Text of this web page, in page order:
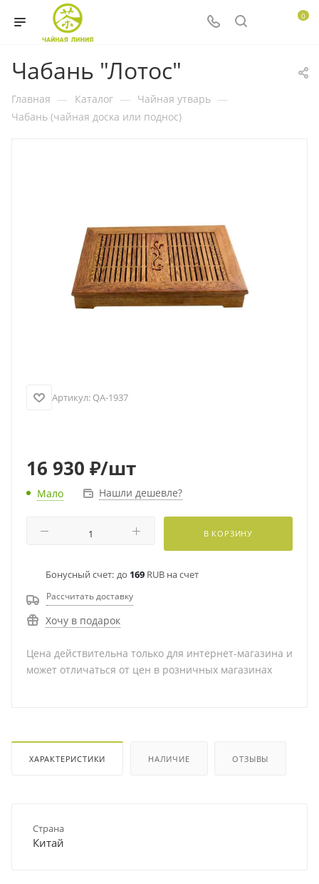
0
Чабань "Лотос"
Главная — Каталог — Чайная утварь —
Чабань (чайная доска или поднос)
Артикул: QA-1937
16 930 ₽/шт
Мало Нашли дешевле?
В КОРЗИНУ
Бонусный счет: до 169 RUB на счет
Рассчитать доставку
Хочу в подарок
Цена действительна только для интернет-магазина и
может отличаться от цен в розничных магазинах
ХАРАКТЕРИСТИКИ НАЛИЧИЕ ОТЗЫВЫ
Страна
Китай